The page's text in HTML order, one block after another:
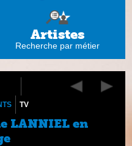
Artistes
Recherche par métier
TV
LANNIEL en